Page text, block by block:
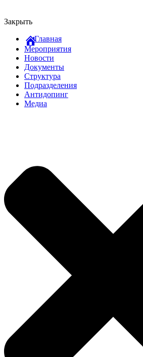
Закрыть
Главная
Мероприятия
Новости
Документы
Структура
Подразделения
Антидопинг
Медиа